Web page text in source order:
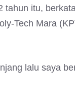
itu,
Tech Mara
lalu saya